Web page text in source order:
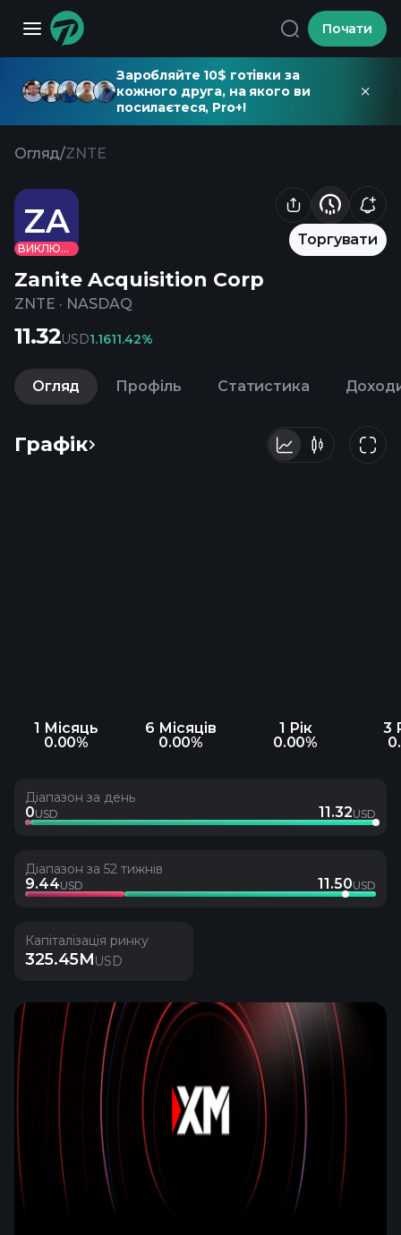
Почати
Заробляйте 10$ готівки за
кожного друга, на якого ви
посилаєтеся, Pro+!
Огляд/ZNTE
ZA
ВИКЛЮЧЕНО
Торгувати
Zanite Acquisition Corp
ZNTE · NASDAQ
11.32USD1.1611.42%
Огляд Профіль Статистика
Графік
1 Місяць
0.00%
6 Місяців
0.00%
1 Рік
0.00%
3
Діапазон за день
0USD 11.32USD
Діапазон за 52 тижнів
9.44USD 11.50USD
Капіталізація ринку
325.45MUSD